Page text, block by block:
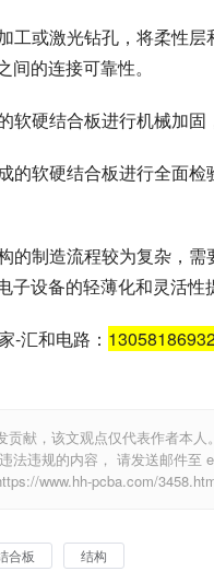
工或激光钻孔，将柔性
的连接可靠性。
软硬结合板进行机械加
的软硬结合板进行全面
的制造流程较为复杂，
子设备的轻薄化和灵活性
-汇和电路：
贡献，该文观点仅代表作者本
法违规的内容， 请发送邮件至
www.hh-pcba.com/
合板 结构